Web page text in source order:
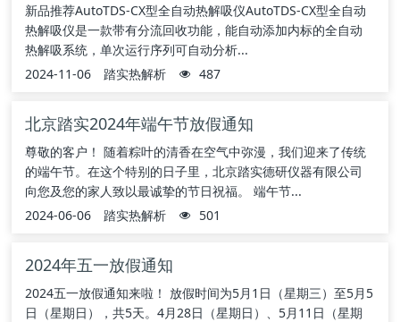
新品推荐AutoTDS-CX型全自动热解吸仪AutoTDS-CX型全自动
热解吸仪是一款带有分流回收功能，能自动添加内标的全自动
热解吸系统，单次运行序列可自动分析...
2024-11-06
踏实热解析 487
北京踏实2024年端午节放假通知
尊敬的客户！ 随着粽叶的清香在空气中弥漫，我们迎来了传统
的端午节。在这个特别的日子里，北京踏实德研仪器有限公司
向您及您的家人致以最诚挚的节日祝福。 端午节...
2024-06-06
踏实热解析 501
2024年五一放假通知
2024五一放假通知来啦！ 放假时间为5月1日（星期三）至5月5
日（星期日），共5天。4月28日（星期日）、5月11日（星期